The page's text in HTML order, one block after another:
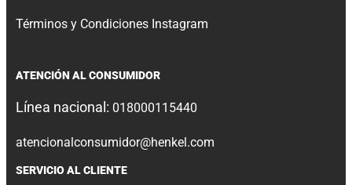
Términos y Condiciones Instagram
ATENCIÓN AL CONSUMIDOR
Línea nacional: 018000115440
atencionalconsumidor@henkel.com
SERVICIO AL CLIENTE